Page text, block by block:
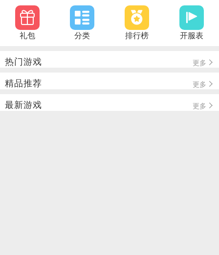
礼包 分类 排行榜 开服表
热门游戏 更多
精品推荐 更多
最新游戏 更多